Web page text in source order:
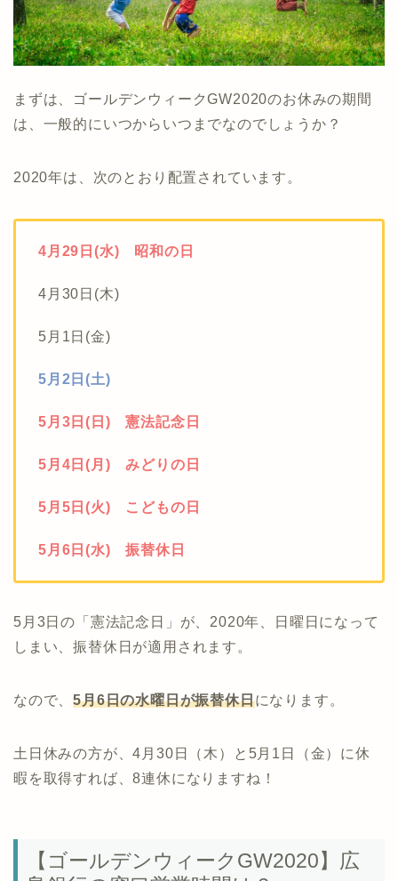
まずは、ゴールデンウィークGW2020のお休みの期間
は、一般的にいつからいつまでなのでしょうか？
2020年は、次のとおり配置されています。
4月29日(水) 昭和の日
4月30日(木)
5月1日(金)
5月2日(土)
5月3日(日) 憲法記念日
5月4日(月) みどりの日
5月5日(火) こどもの日
5月6日(水) 振替休日
5月3日の「憲法記念日」が、2020年、日曜日になって
しまい、振替休日が適用されます。
なので、5月6日の水曜日が振替休日になります。
土日休みの方が、4月30日（木）と5月1日（金）に休
暇を取得すれば、8連休になりますね！
【ゴールデンウィークGW2020】広